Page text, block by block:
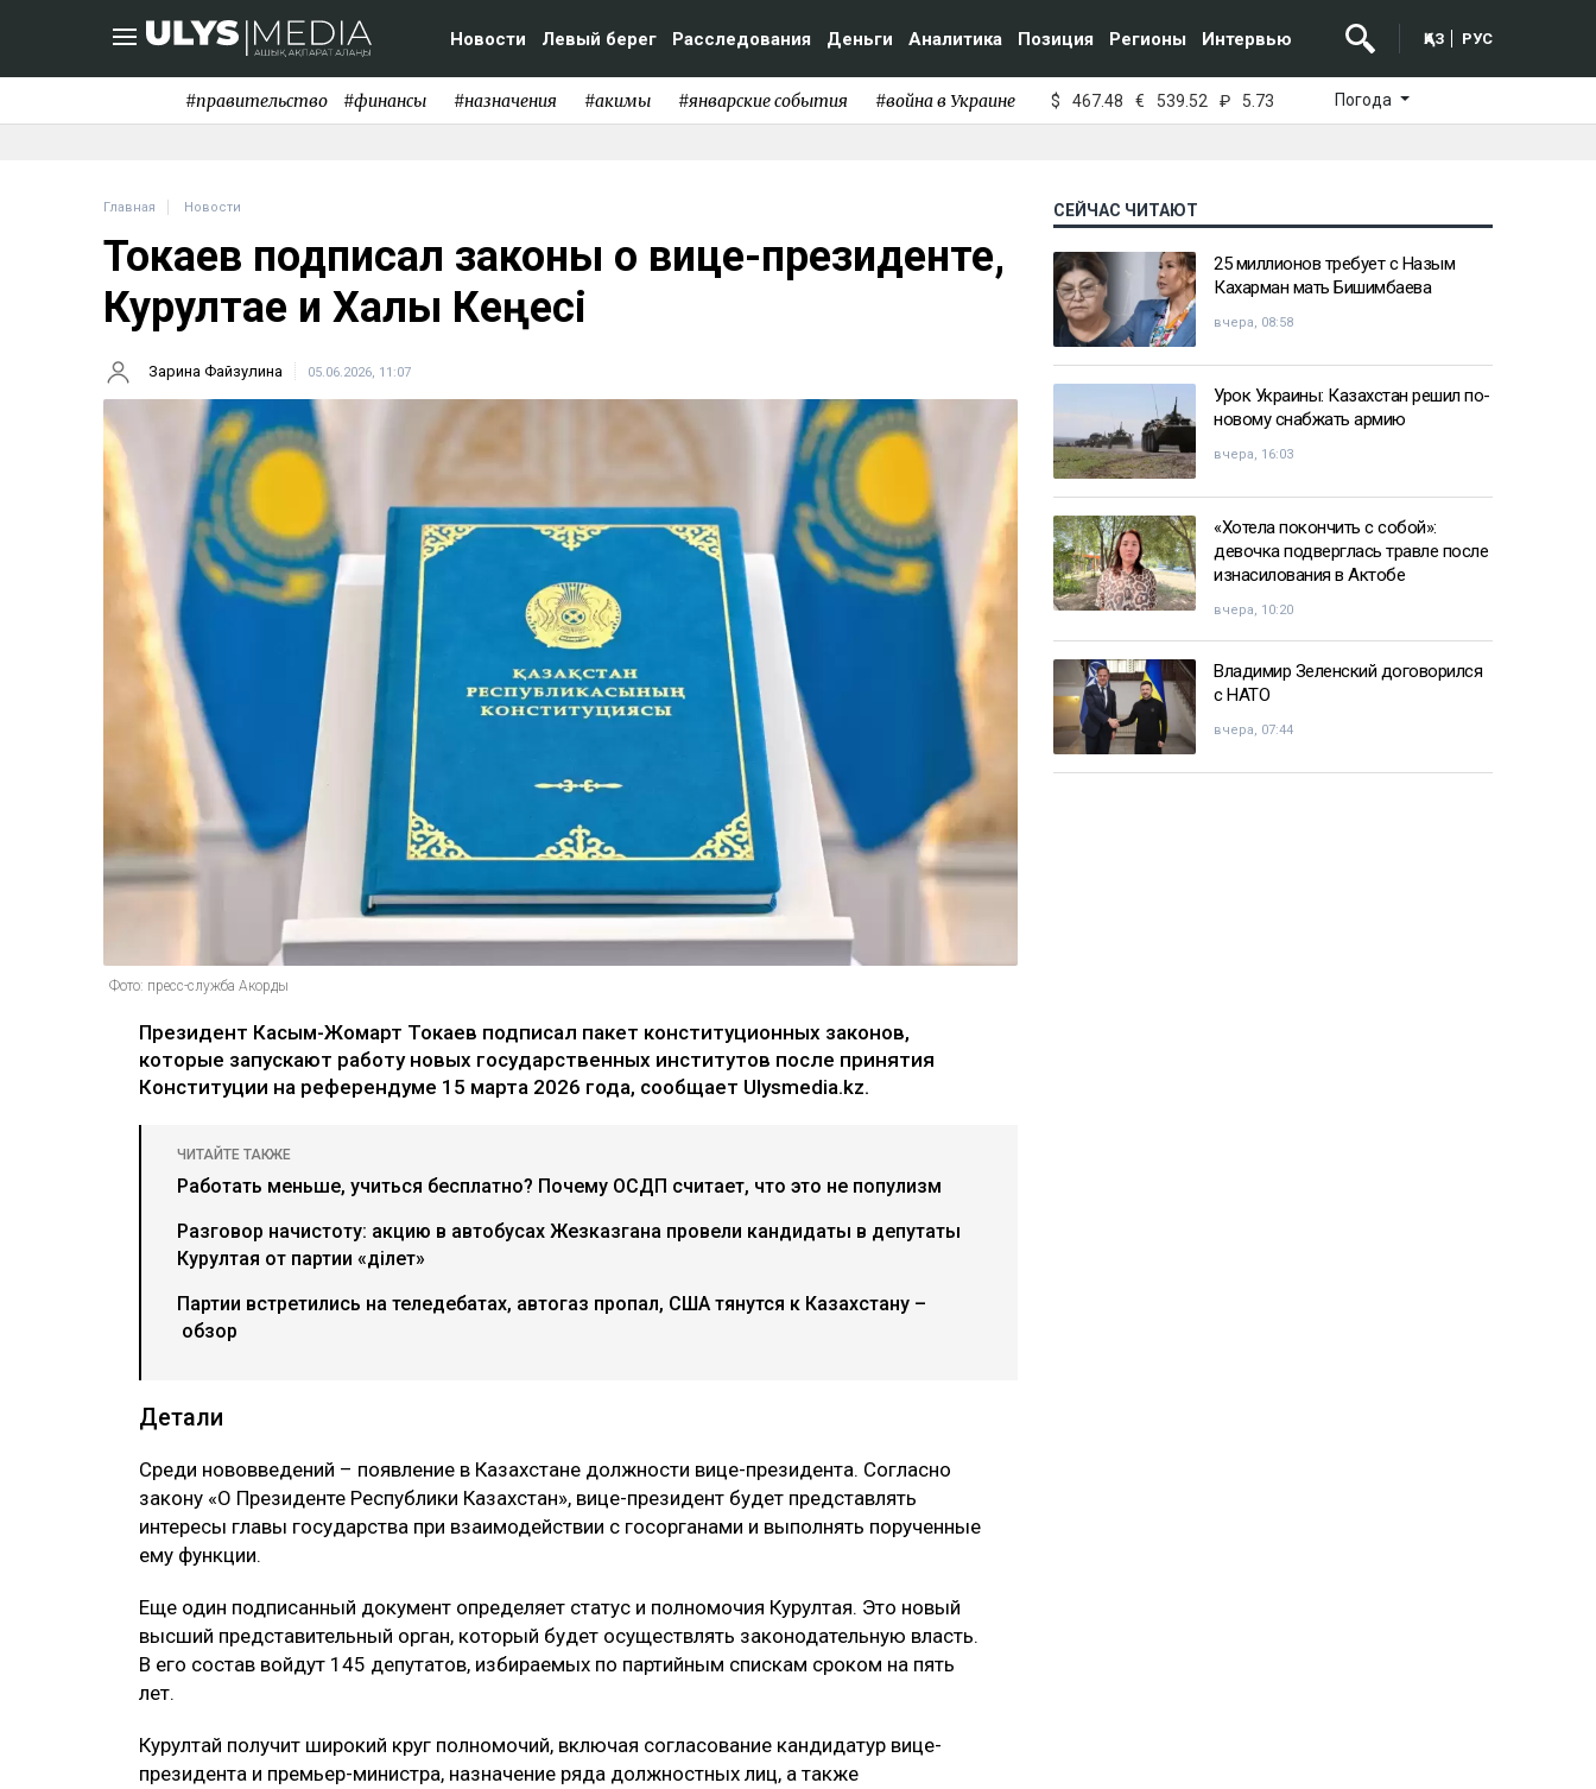
Новости Левый берег Расследования Деньги Аналитика Позиция Регионы Интервью ҚАЗ РУС
#правительство #финансы #назначения #акимы #январские события #война в Украине $ 467.48 € 539.52 ₽ 5.73 Погода
Главная Новости
Токаев подписал законы о вице-президенте,
Курултае и Халық Кеңесі
Зарина Файзулина 05.06.2026, 11:07
Фото: пресс-служба Акорды
Президент Касым-Жомарт Токаев подписал пакет конституционных законов,
которые запускают работу новых государственных институтов после принятия
Конституции на референдуме 15 марта 2026 года, сообщает Ulysmedia.kz.
ЧИТАЙТЕ ТАКЖЕ
Работать меньше, учиться бесплатно? Почему ОСДП считает, что это не популизм
Разговор начистоту: акцию в автобусах Жезказгана провели кандидаты в депутаты
Курултая от партии «Әділет»
Партии встретились на теледебатах, автогаз пропал, США тянутся к Казахстану –
обзор
Детали
Среди нововведений – появление в Казахстане должности вице-президента. Согласно
закону «О Президенте Республики Казахстан», вице-президент будет представлять
интересы главы государства при взаимодействии с госорганами и выполнять порученные
ему функции.
Еще один подписанный документ определяет статус и полномочия Курултая. Это новый
высший представительный орган, который будет осуществлять законодательную власть.
В его состав войдут 145 депутатов, избираемых по партийным спискам сроком на пять
лет.
Курултай получит широкий круг полномочий, включая согласование кандидатур вице-
президента и премьер-министра, назначение ряда должностных лиц, а также
СЕЙЧАС ЧИТАЮТ
25 миллионов требует с Назым
Кахарман мать Бишимбаева
вчера, 08:58
Урок Украины: Казахстан решил по-
новому снабжать армию
вчера, 16:03
«Хотела покончить с собой»:
девочка подверглась травле после
изнасилования в Актобе
вчера, 10:20
Владимир Зеленский договорился
с НАТО
вчера, 07:44